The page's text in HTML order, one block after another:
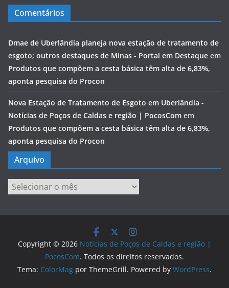
Comentários
Dmae de Uberlândia planeja nova estação de tratamento de
esgoto; outros destaques de Minas - Portal em Destaque em
Produtos que compõem a cesta básica têm alta de 6,83%,
aponta pesquisa do Procon
Nova Estação de Tratamento de Esgoto em Uberlândia -
Notícias de Poços de Caldas e região | PocosCom em
Produtos que compõem a cesta básica têm alta de 6,83%,
aponta pesquisa do Procon
Arquivo
Arquivo
Copyright © 2026 Notícias de Poços de Caldas e região |
PocosCom. Todos os direitos reservados.
Tema: ColorMag por ThemeGrill. Powered by WordPress.